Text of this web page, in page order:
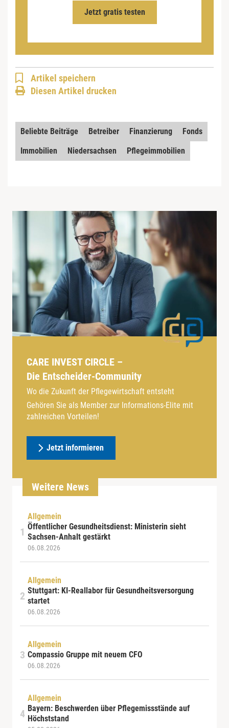
Jetzt gratis testen
Artikel speichern
Diesen Artikel drucken
Beliebte Beiträge Betreiber Finanzierung
Fonds
Immobilien
Niedersachsen Pflegeimmobilien
CARE INVEST CIRCLE –
Die Entscheider-Community
Wo die Zukunft der Pflegewirtschaft entsteht
Gehören Sie als Member zur Informations-Elite mit
zahlreichen Vorteilen!
Jetzt informieren
Weitere News
Allgemein
Öffentlicher Gesundheitsdienst: Ministerin sieht
Sachsen-Anhalt gestärkt
06.08.2026
Allgemein
Stuttgart: KI-Reallabor für Gesundheitsversorgung
startet
06.08.2026
Allgemein
Compassio Gruppe mit neuem CFO
06.08.2026
Allgemein
Bayern: Beschwerden über Pflegemissstände auf
Höchststand